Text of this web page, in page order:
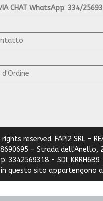
CHAT WhatsApp: 334/
d'Ordine
reserved. FAPI2 SRL -
- Strada
3342569318 - SDI:
in questo sito appartengono